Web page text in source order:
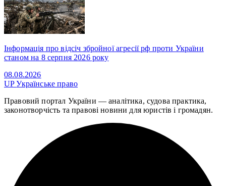
Інформація про відсіч збройної агресії рф проти України
станом на 8 серпня 2026 року
08.08.2026
UPУкраїнське право
Правовий портал України — аналітика, судова практика,
законотворчість та правові новини для юристів і громадян.